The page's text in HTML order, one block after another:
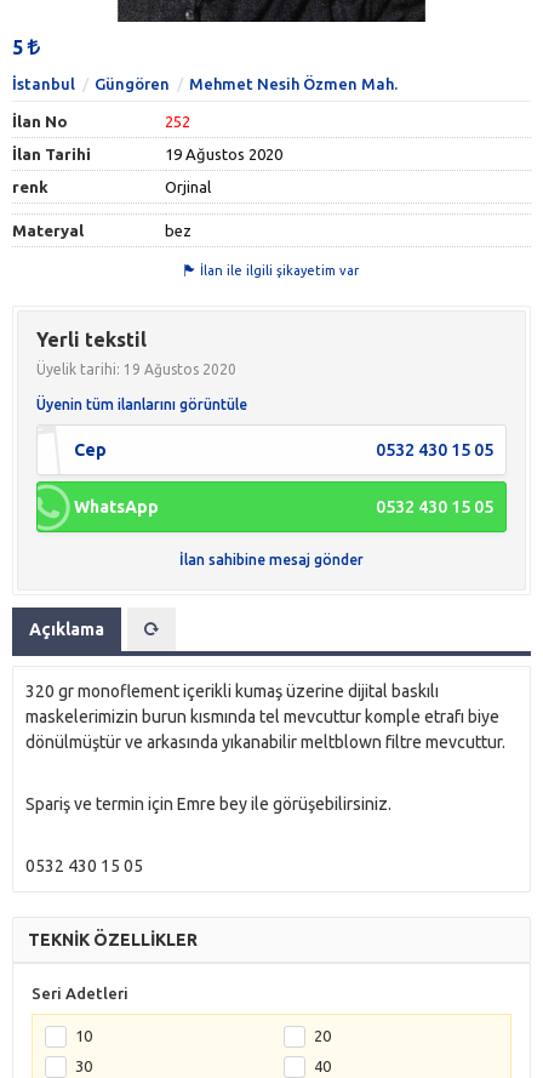
5
İstanbul Güngören Mehmet Nesih Özmen Mah.
İlan No
252
İlan Tarihi
19 Ağustos 2020
renk
Orjinal
Materyal bez
İlan ile ilgili şikayetim var
Yerli tekstil
Üyelik tarihi: 19 Ağustos 2020
Üyenin tüm ilanlarını görüntüle
Cep 0532 430 15 05
WhatsApp 0532 430 15 05
İlan sahibine mesaj gönder
Açıklama
320 gr monoflement içerikli kumaş üzerine dijital baskılı
maskelerimizin burun kısmında tel mevcuttur komple etrafı biye
dönülmüştür ve arkasında yıkanabilir meltblown filtre mevcuttur.
Spariş ve termin için Emre bey ile görüşebilirsiniz.
0532 430 15 05
TEKNİK ÖZELLİKLER
Seri Adetleri
10
20
30
40